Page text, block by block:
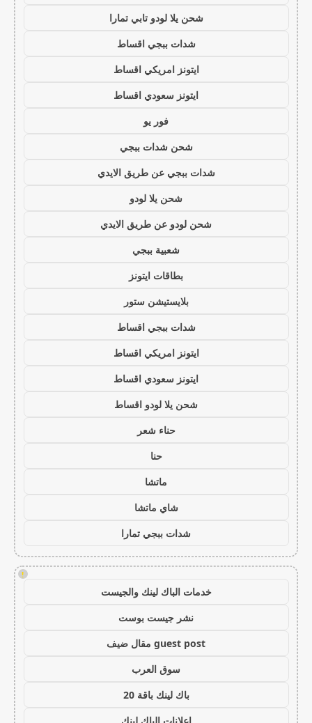
شحن يلا لودو تابي تمارا
شدات ببجي اقساط
ايتونز امريكي اقساط
ايتونز سعودي اقساط
فور يو
شحن شدات ببجي
شدات ببجي عن طريق الايدي
شحن يلا لودو
شحن لودو عن طريق الايدي
شعبية ببجي
بطاقات ايتونز
بلايستيشن ستور
شدات ببجي اقساط
ايتونز امريكي اقساط
ايتونز سعودي اقساط
شحن يلا لودو اقساط
حناء شعر
حنا
ماتشا
شاي ماتشا
شدات ببجي تمارا
!
خدمات الباك لينك والجيست
نشر جيست بوست
guest post مقال ضيف
سوق العرب
باك لينك باقة 20